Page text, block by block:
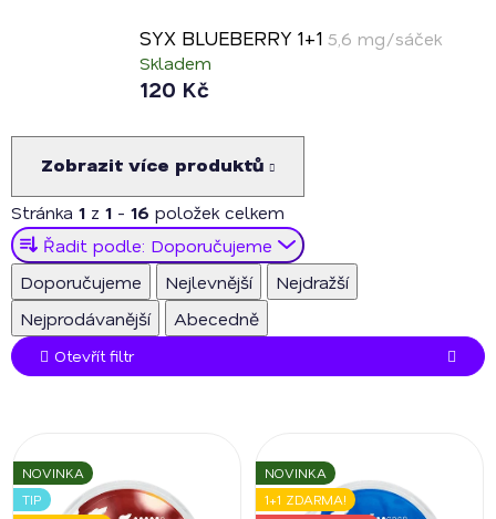
SYX BLUEBERRY 1+1 5,6 mg/sáček
Skladem
120 Kč
Zobrazit více produktů
Stránka 1 z 1 - 16 položek celkem
Ř
a
z
e
n
o
d
Řadit podle: Doporučujeme
Doporučujeme
Nejlevnější
Nejdražší
Nejprodávanější
Abecedně
Otevřít filtr
ý
p
NOVINKA
TIP
NOVINKA
1+1 ZDARMA!